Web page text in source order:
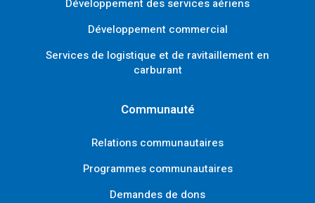
Développement des services aériens
Développement commercial
Services de logistique et de ravitaillement en
carburant
Communauté
Relations communautaires
Programmes communautaires
Demandes de dons